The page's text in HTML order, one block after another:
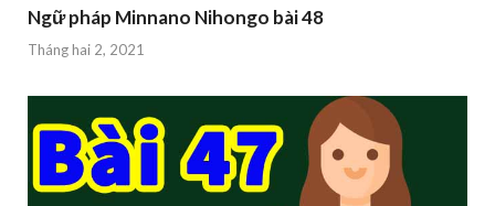
Ngữ pháp Minnano Nihongo bài 48
Tháng hai 2, 2021